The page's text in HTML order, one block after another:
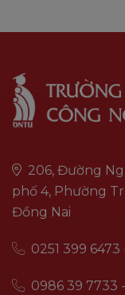
206, Đường
phố 4, Phường
Đồng Nai
0251 399
0986 39 7733